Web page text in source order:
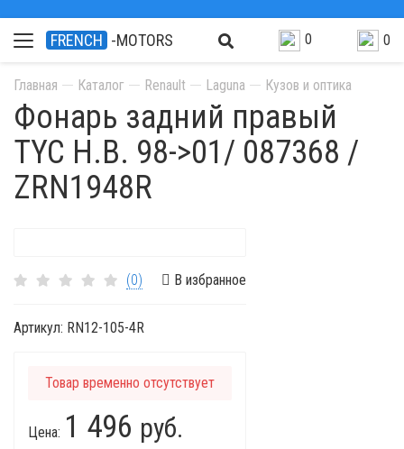
FRENCH -MOTORS 0 0
Главная Каталог Renault Laguna Кузов и оптика
Фонарь задний правый
TYC H.B. 98->01/ 087368 /
ZRN1948R
(0) В избранное
Артикул: RN12-105-4R
Товар временно отсутствует
Цена: 1 496 руб.